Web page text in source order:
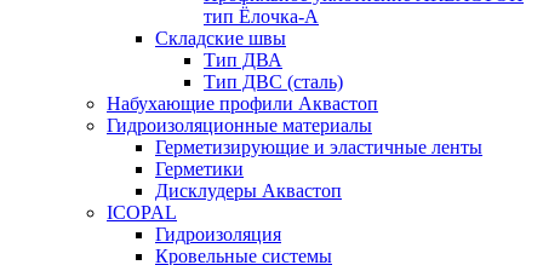
тип Ёлочка-А
Складские швы
Тип ДВА
Тип ДВС (сталь)
Набухающие профили Аквастоп
Гидроизоляционные материалы
Герметизирующие и эластичные ленты
Герметики
Дисклудеры Аквастоп
ICOPAL
Гидроизоляция
Кровельные системы